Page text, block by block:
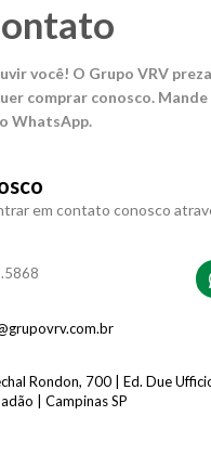
você! O Grupo VRV
comprar conosco.
WhatsApp.
em contato conosco
Rondon, 700 | Ed. Due
| Campinas SP